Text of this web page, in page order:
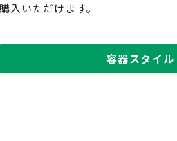
入いただけます。
容器スタイル